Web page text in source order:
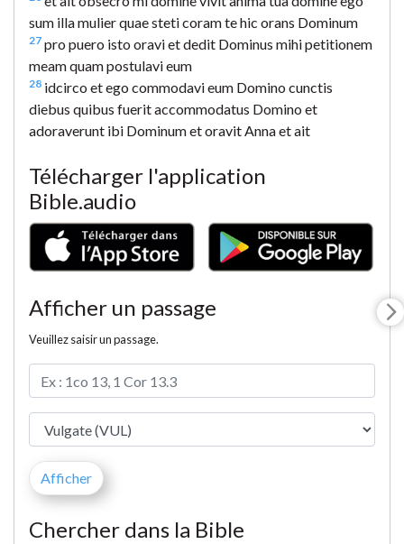
sum illa mulier quae steti coram te hic orans Dominum
27 pro puero isto oravi et dedit Dominus mihi petitionem
meam quam postulavi eum
28 idcirco et ego commodavi eum Domino cunctis
diebus quibus fuerit accommodatus Domino et
adoraverunt ibi Dominum et oravit Anna et ait
Télécharger l'application
Bible.audio
Afficher un passage
Veuillez saisir un passage.
Chercher dans la Bible